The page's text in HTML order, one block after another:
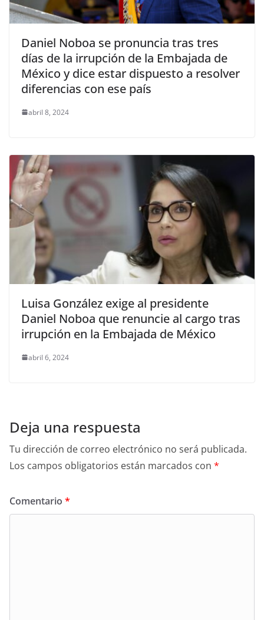
Daniel Noboa se pronuncia tras tres
días de la irrupción de la Embajada de
México y dice estar dispuesto a resolver
diferencias con ese país
abril 8, 2024
Luisa González exige al presidente
Daniel Noboa que renuncie al cargo tras
irrupción en la Embajada de México
abril 6, 2024
Deja una respuesta
Tu dirección de correo electrónico no será publicada.
Los campos obligatorios están marcados con *
Comentario *